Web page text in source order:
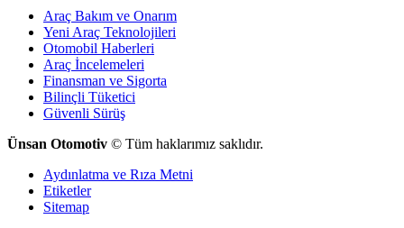
Araç Bakım ve Onarım
Yeni Araç Teknolojileri
Otomobil Haberleri
Araç İncelemeleri
Finansman ve Sigorta
Bilinçli Tüketici
Güvenli Sürüş
Ünsan Otomotiv © Tüm haklarımız saklıdır.
Aydınlatma ve Rıza Metni
Etiketler
Sitemap